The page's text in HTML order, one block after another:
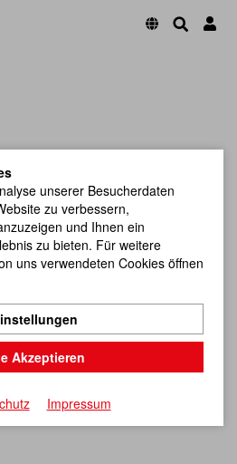
3,3 cm, sortiert
unserer Besucherdaten
zu verbessern,
und Ihnen ein
zu bieten. Für weitere
uns verwendeten Cookies öffnen
Akzeptieren
Impressum